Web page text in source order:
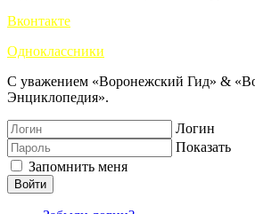
Вконтакте
Одноклассники
С уважением «Воронежский Гид» &
Энциклопедия».
Логин
Показать
Запомнить меня
Войти